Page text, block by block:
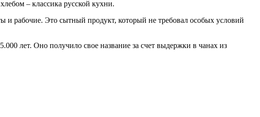
– классика русской кухни.
и рабочие. Это сытный продукт, который не требовал особых условий
лет. Оно получило свое название за счет выдержки в чанах из